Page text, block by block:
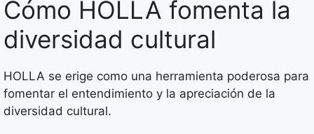
Cómo HOLLA fomenta la
diversidad cultural
HOLLA se erige como una herramienta poderosa para
fomentar el entendimiento y la apreciación de la
diversidad cultural.